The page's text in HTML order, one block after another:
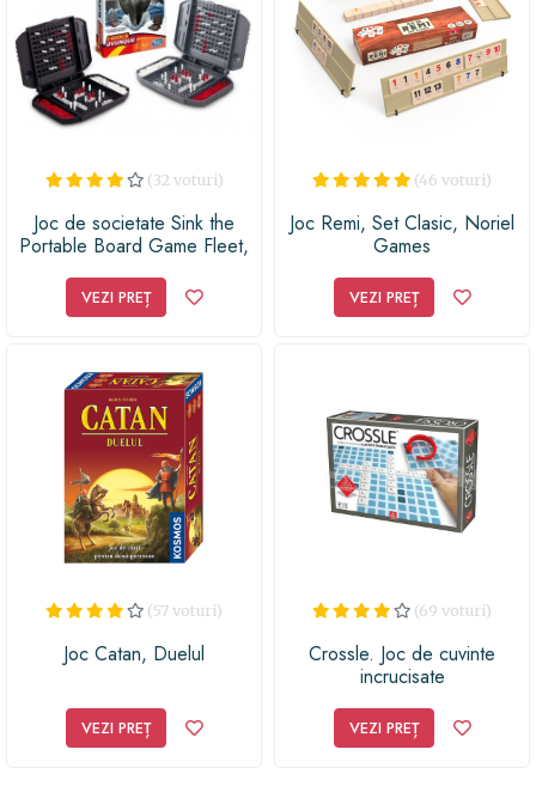
(32 voturi)
Joc de societate Sink the
Portable Board Game Fleet,
VEZI PREȚ
(46 voturi)
Joc Remi, Set Clasic, Noriel
Games
VEZI PREȚ
(57 voturi)
Joc Catan, Duelul
VEZI PREȚ
(69 voturi)
Crossle. Joc de cuvinte
incrucisate
VEZI PREȚ